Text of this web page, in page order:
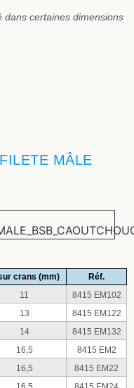
dans certaines dimensions
MÂLE
crans (mm)
Réf.
11
8415 EM102
13
8415 EM122
14
8415 EM132
16,5
8415 EM2
16,5
8415 EM22